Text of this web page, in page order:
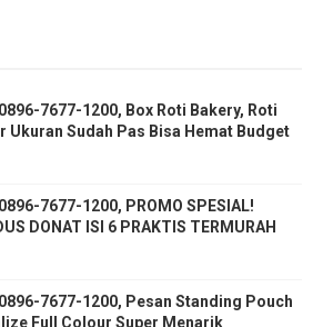
7677-1200, Box Roti Bakery, Roti
Ukuran Sudah Pas Bisa Hemat Budget
7677-1200, PROMO SPESIAL!
DONAT ISI 6 PRAKTIS TERMURAH
7677-1200, Pesan Standing Pouch
Full Colour Super Menarik